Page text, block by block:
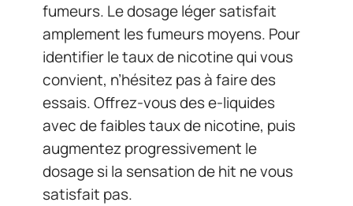
fumeurs. Le dosage léger satisfait
amplement les fumeurs moyens. Pour
identifier le taux de nicotine qui vous
convient, n’hésitez pas à faire des
essais. Offrez-vous des e-liquides
avec de faibles taux de nicotine, puis
augmentez progressivement le
dosage si la sensation de hit ne vous
satisfait pas.